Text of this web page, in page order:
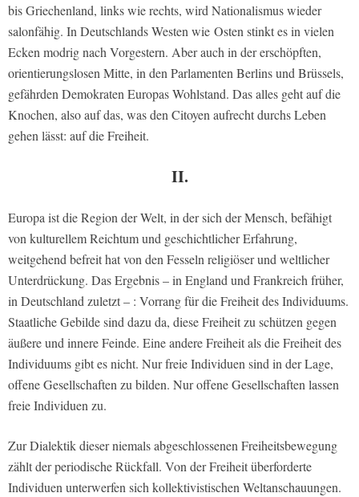
bis Griechenland, links wie rechts, wird Nationalismus wieder
salonfähig. In Deutschlands Westen wie Osten stinkt es in vielen
Ecken modrig nach Vorgestern. Aber auch in der erschöpften,
orientierungslosen Mitte, in den Parlamenten Berlins und Brüssels,
gefährden Demokraten Europas Wohlstand. Das alles geht auf die
Knochen, also auf das, was den Citoyen aufrecht durchs Leben
gehen lässt: auf die Freiheit.
II.
Europa ist die Region der Welt, in der sich der Mensch, befähigt
von kulturellem Reichtum und geschichtlicher Erfahrung,
weitgehend befreit hat von den Fesseln religiöser und weltlicher
Unterdrückung. Das Ergebnis – in England und Frankreich früher,
in Deutschland zuletzt – : Vorrang für die Freiheit des Individuums.
Staatliche Gebilde sind dazu da, diese Freiheit zu schützen gegen
äußere und innere Feinde. Eine andere Freiheit als die Freiheit des
Individuums gibt es nicht. Nur freie Individuen sind in der Lage,
offene Gesellschaften zu bilden. Nur offene Gesellschaften lassen
freie Individuen zu.
Zur Dialektik dieser niemals abgeschlossenen Freiheitsbewegung
zählt der periodische Rückfall. Von der Freiheit überforderte
Individuen unterwerfen sich kollektivistischen Weltanschauungen.